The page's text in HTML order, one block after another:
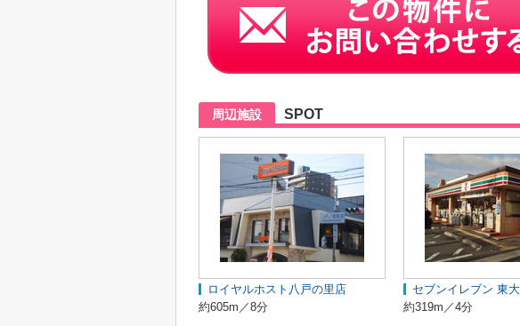
周辺施設 SPOT
ロイヤルホスト八戸の里店
約605m／8分
セブンイレブン 東
約319m／4分